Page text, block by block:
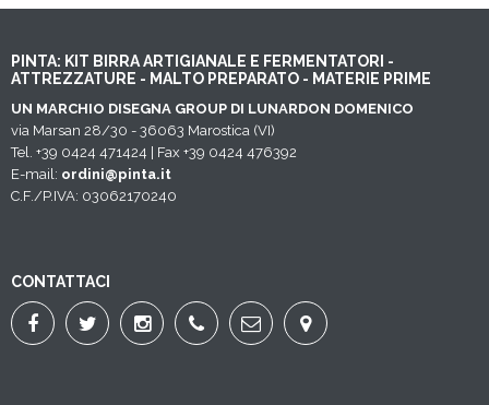
PINTA: KIT BIRRA ARTIGIANALE E FERMENTATORI -
ATTREZZATURE - MALTO PREPARATO - MATERIE PRIME
UN MARCHIO DISEGNA GROUP DI LUNARDON DOMENICO
via Marsan 28/30 - 36063 Marostica (VI)
Tel. +39 0424 471424 | Fax +39 0424 476392
E-mail: ordini@pinta.it
C.F./P.IVA: 03062170240
CONTATTACI